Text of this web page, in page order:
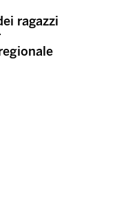
ragazzi